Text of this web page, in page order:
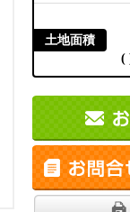
土地面積
(